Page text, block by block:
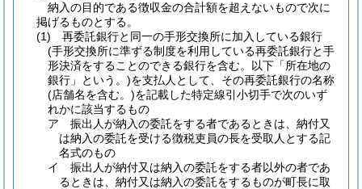
納入の目的である徴収金の合計額を超えないもので次に
掲げるものとする。
(1)
再委託銀行と同一の手形交換所に加入している銀行
(手形交換所に準ずる制度を利用している再委託銀行と手
形決済をすることのできる銀行を含む。以下「所在地の
銀行」という。)を支払人として、その再委託銀行の名称
(店舗名を含む。)を記載した特定線引小切手で次のいず
れかに該当するもの
ア
振出人が納入の委託をする者であるときは、納付又
は納入の委託を受ける徴税吏員の長を受取人とする記
名式のもの
イ
振出人が納付又は納入の委託をする者以外の者であ
るときは、納付又は納入の委託をするものが町長に取